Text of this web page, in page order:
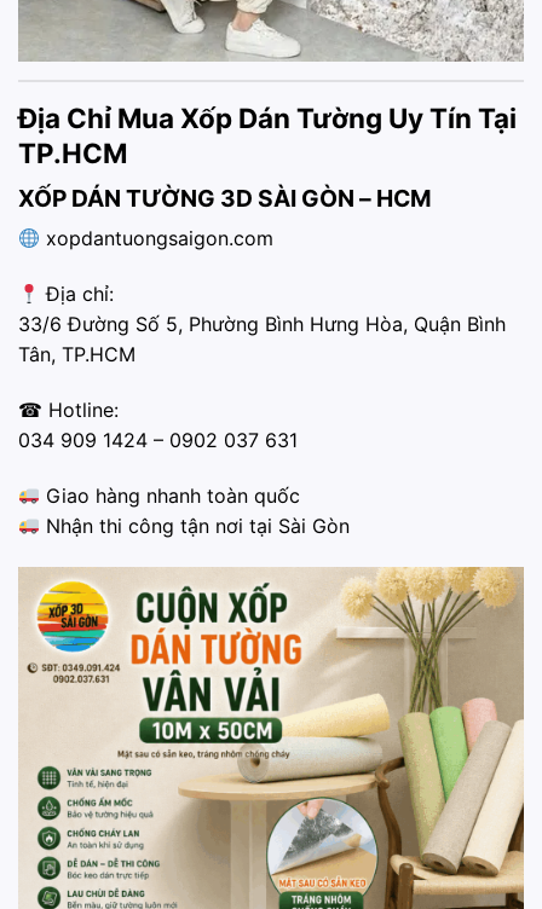
Địa Chỉ Mua Xốp Dán Tường Uy Tín Tại
TP.HCM
XỐP DÁN TƯỜNG 3D SÀI GÒN – HCM
xopdantuongsaigon.com
Địa chỉ:
33/6 Đường Số 5, Phường Bình Hưng Hòa, Quận Bình
Tân, TP.HCM
☎ Hotline:
034 909 1424 – 0902 037 631
Giao hàng nhanh toàn quốc
Nhận thi công tận nơi tại Sài Gòn